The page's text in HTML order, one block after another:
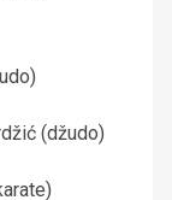
(džudo)